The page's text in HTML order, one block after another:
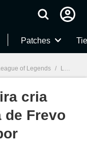
Patches
of Legends / LoL: Artista brasileira cria skin Zoe Dançarina de Frevo pronta para saltar por dimensões
cria
de Frevo